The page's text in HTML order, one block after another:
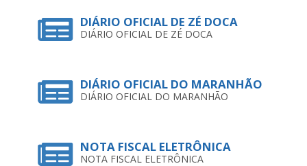
DIÁRIO OFICIAL DE ZÉ DOCA
DIÁRIO OFICIAL DE ZÉ DOCA
DIÁRIO OFICIAL DO MARANHÃO
DIÁRIO OFICIAL DO MARANHÃO
NOTA FISCAL ELETRÔNICA
NOTA FISCAL ELETRÔNICA